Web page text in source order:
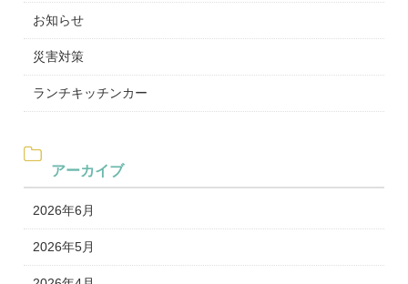
お知らせ
災害対策
ランチキッチンカー
アーカイブ
2026年6月
2026年5月